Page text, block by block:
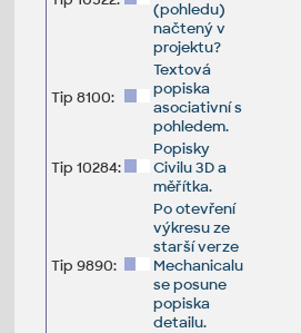
(pohledu)
načtený v
projektu?
Tip 8100:
Textová
popiska
asociativní s
pohledem.
Tip 10284:
Popisky
Civilu 3D a
měřítka.
Tip 9890:
Po otevření
výkresu ze
starší verze
Mechanicalu
se posune
popiska
detailu.